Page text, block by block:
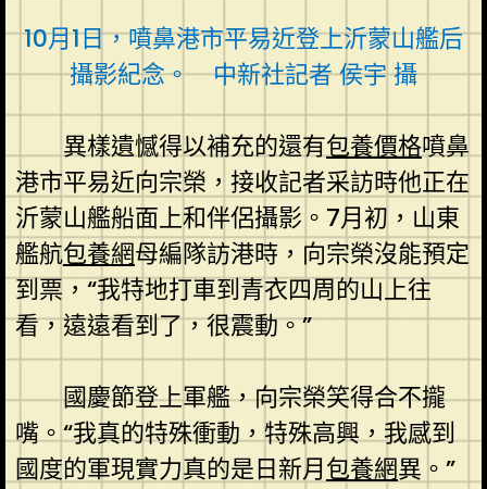
10月1日，噴鼻港市平易近登上沂蒙山艦后
攝影紀念。 中新社記者 侯宇 攝
異樣遺憾得以補充的還有包養價格噴鼻
港市平易近向宗榮，接收記者采訪時他正在
沂蒙山艦船面上和伴侶攝影。7月初，山東
艦航包養網母編隊訪港時，向宗榮沒能預定
到票，“我特地打車到青衣四周的山上往
看，遠遠看到了，很震動。”
國慶節登上軍艦，向宗榮笑得合不攏
嘴。“我真的特殊衝動，特殊高興，我感到
國度的軍現實力真的是日新月包養網異。”